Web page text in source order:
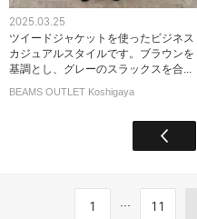
2025.03.25
ツイードジャケットを使ったビジネス
カジュアルスタイルです。ブラウンを
基調とし、グレーのスラックスを合...
BEAMS OUTLET Koshigaya
1 ... 11